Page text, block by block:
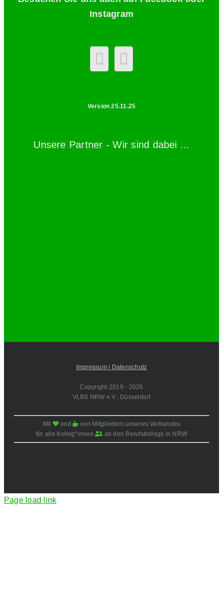
Instagram
Version 25.11.25
Unsere Partner - Wir sind dabei ...
Impressum | Datenschutz
Copyright 2019 - 2026
VLBS NRW e.V., Düsseldorf
Mit und
von Mitgliedern unseres Verbandes
für alle Kolleg*innen
an den Berufskollegs in NRW
Page load link